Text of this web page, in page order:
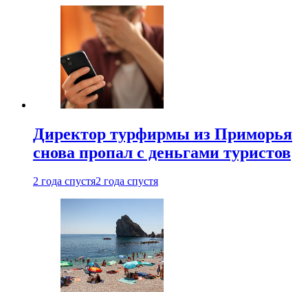
Директор турфирмы из Приморья
снова пропал с деньгами туристов
2 года спустя2 года спустя